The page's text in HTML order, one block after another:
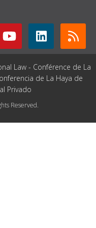
Law - Conférence de La
de La Haya de
Privado
Reserved.